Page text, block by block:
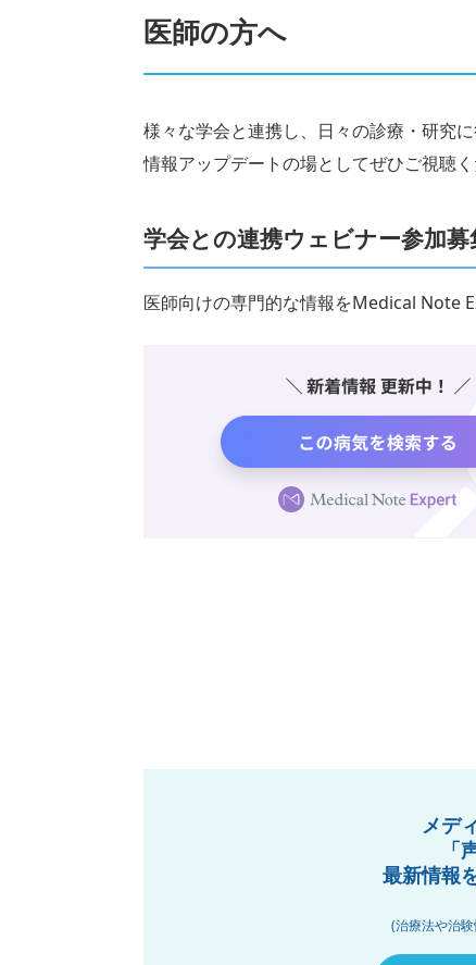
医師の方へ
様々な学会と連携し、日々の診療・研究
情報アップデートの場としてぜひご視聴く
学会との連携ウェビナー参加募
医師向けの専門的な情報をMedical Note
メデ
「
最新情報
(治療法や治